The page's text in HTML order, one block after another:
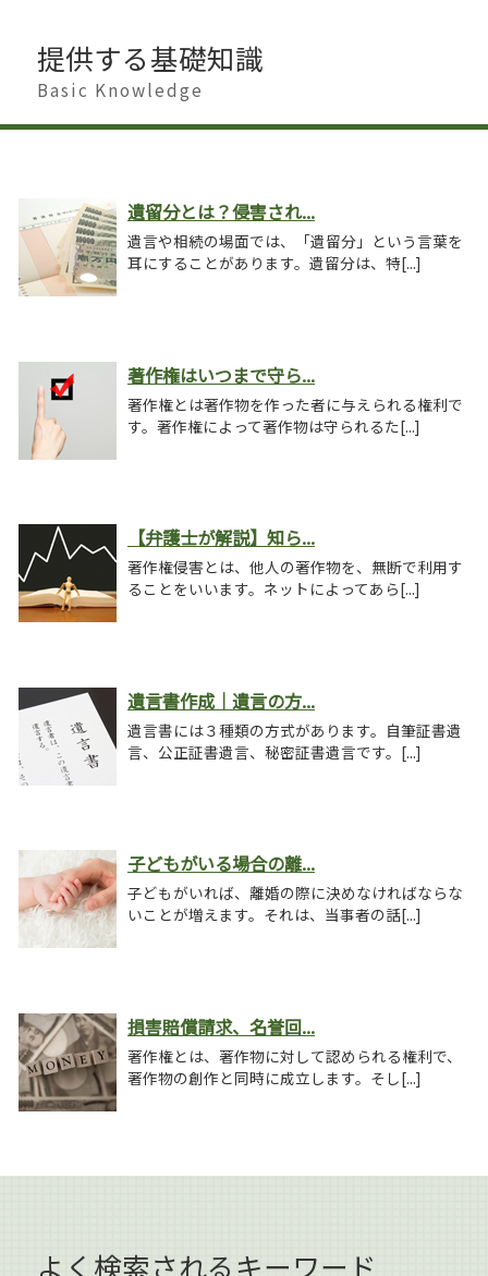
提供する基礎知識
Basic Knowledge
遺留分とは？侵害され...
遺言や相続の場面では、「遺留分」という言葉を
耳にすることがあります。遺留分は、特[...]
著作権はいつまで守ら...
著作権とは著作物を作った者に与えられる権利で
す。著作権によって著作物は守られるた[...]
【弁護士が解説】知ら...
著作権侵害とは、他人の著作物を、無断で利用す
ることをいいます。ネットによってあら[...]
遺言書作成｜遺言の方...
遺言書には３種類の方式があります。自筆証書遺
言、公正証書遺言、秘密証書遺言です。[...]
子どもがいる場合の離...
子どもがいれば、離婚の際に決めなければならな
いことが増えます。それは、当事者の話[...]
損害賠償請求、名誉回...
著作権とは、著作物に対して認められる権利で、
著作物の創作と同時に成立します。そし[...]
よく検索されるキーワード